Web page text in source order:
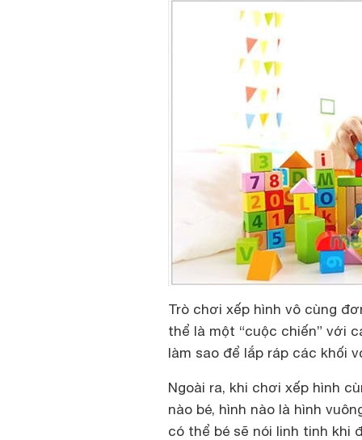
Trò chơi xếp hình vô cùng
thể là một “cuộc chiến” với
làm sao để lắp ráp các khối
Ngoài ra, khi chơi xếp hình
nào bé, hình nào là hình
có thể bé sẽ nói linh tinh khi